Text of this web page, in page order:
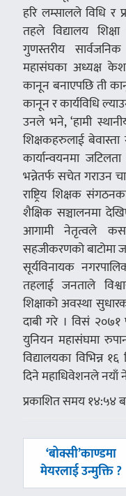
हरि लम्सालले विधि र
तहले विद्यालय
गुणस्तरीय
महासंघका अध्यक्ष
कानून बनाएपछि ती
कानून र कार्यविधि
उनले भने, ‘हामी
शिक्षकहरुलाई
कार्यान्वयनमा
भन्नेतर्फ सचेत गराउन
राष्ट्रिय शिक्षक
शैक्षिक सञ्चालनमा
आगामी नेतृत्वले
सहजीकरणको बाटोमा
सूर्यविनायक
तहलाई जनताले
शिक्षाको अवस्था
दाबी गरे । विसं
युनियन महासंघमा
विद्यालयका विभिन्न
दिने महाधिवेशनले नयाँ
प्रकाशित समय १४:५४
पछिल्लाे
-
‘बोक्सी’काण्डमा
मेयरलाई उन्मुक्ति ?